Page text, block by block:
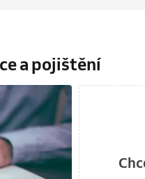
a pojištění